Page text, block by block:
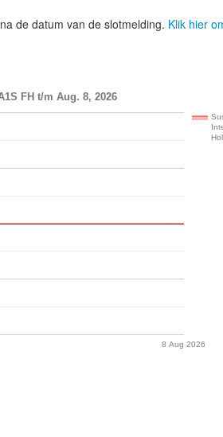
de datum van de slotmelding. Klik hier
FH t/m Aug. 8, 2026
8 Aug 2026